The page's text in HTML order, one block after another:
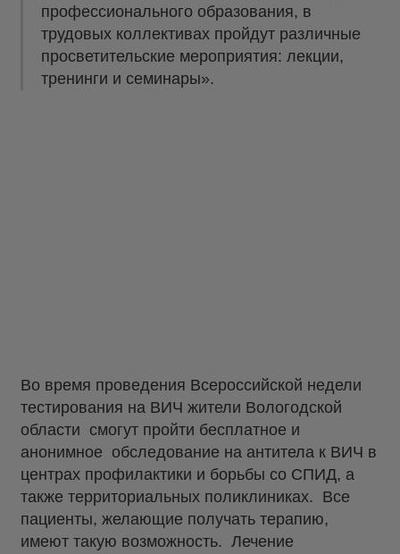
профессионального образования, в
трудовых коллективах пройдут различные
просветительские мероприятия: лекции,
тренинги и семинары».
Во время проведения Всероссийской недели
тестирования на ВИЧ жители Вологодской
области смогут пройти бесплатное и
анонимное обследование на антитела к ВИЧ в
центрах профилактики и борьбы со СПИД, а
также территориальных поликлиниках. Все
пациенты, желающие получать терапию,
имеют такую возможность. Лечение